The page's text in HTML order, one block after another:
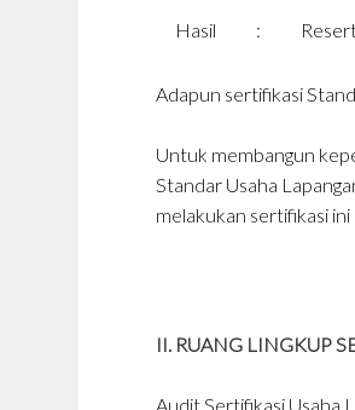
Hasil :
Adapun sertifikasi
Untuk membangun
Standar Usaha
melakukan sertifikasi
II. RUANG LINGKUP
Audit Sertifikasi Usaha